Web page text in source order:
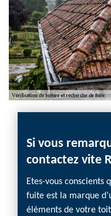
Si vous
contactez vite
Etes-vous conscients
fuite est la marque
éléments de votre toit